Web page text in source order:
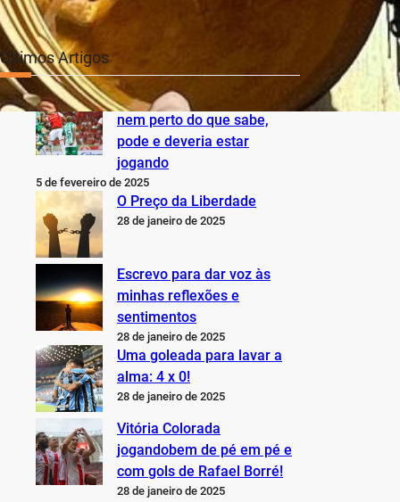
Últimos Artigos
O Inter não está jogando
nem perto do que sabe,
pode e deveria estar
jogando
5 de fevereiro de 2025
O Preço da Liberdade
28 de janeiro de 2025
Escrevo para dar voz às
minhas reflexões e
sentimentos
28 de janeiro de 2025
Uma goleada para lavar a
alma: 4 x 0!
28 de janeiro de 2025
Vitória Colorada
jogandobem de pé em pé e
com gols de Rafael Borré!
28 de janeiro de 2025